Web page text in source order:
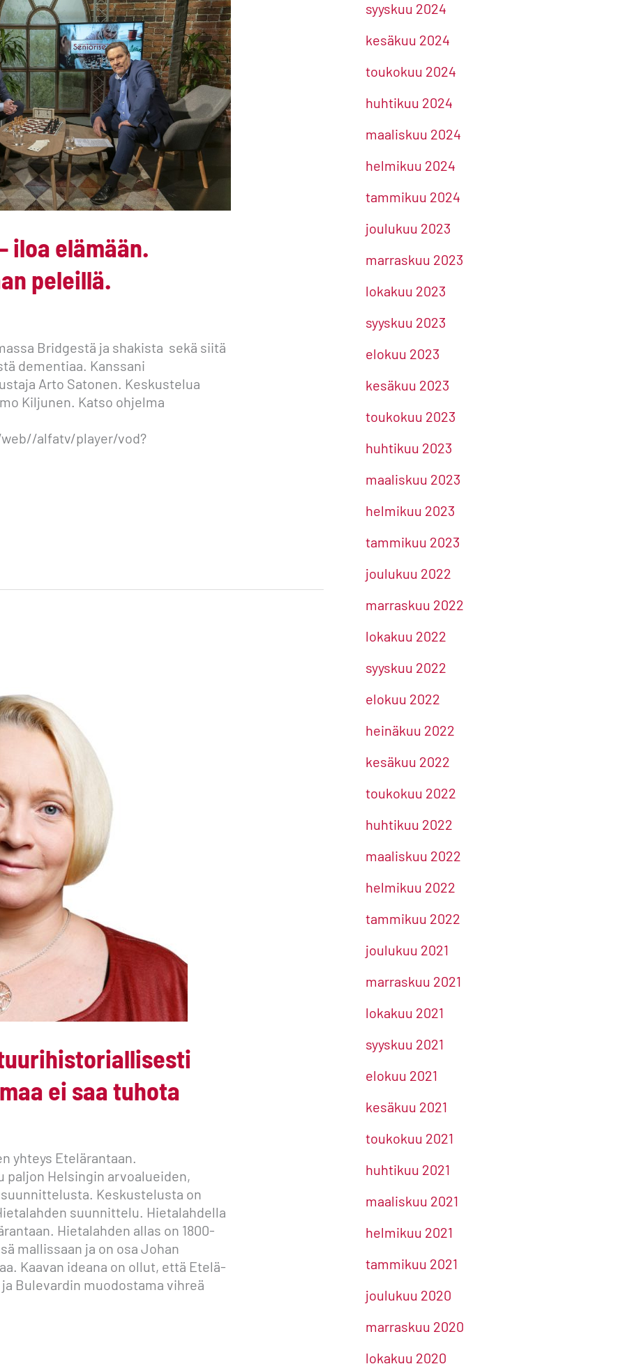
iloa elämään.
peleillä.
Bridgestä ja shakista sekä siitä
dementiaa. Kanssani
Arto Satonen. Keskustelua
Kiljunen. Katso ohjelma
alfatv/player/vod?
ei saa tuhota
yhteys Etelärantaan.
paljon Helsingin arvoalueiden,
Keskustelusta on
suunnittelu. Hietalahdella
Hietalahden allas on 1800-
mallissaan ja on osa Johan
Kaavan ideana on ollut, että Etelä-
Bulevardin muodostama vihreä
syyskuu 2024
kesäkuu 2024
toukokuu 2024
huhtikuu 2024
maaliskuu 2024
helmikuu 2024
tammikuu 2024
joulukuu 2023
marraskuu 2023
lokakuu 2023
syyskuu 2023
elokuu 2023
kesäkuu 2023
toukokuu 2023
huhtikuu 2023
maaliskuu 2023
helmikuu 2023
tammikuu 2023
joulukuu 2022
marraskuu 2022
lokakuu 2022
syyskuu 2022
elokuu 2022
heinäkuu 2022
kesäkuu 2022
toukokuu 2022
huhtikuu 2022
maaliskuu 2022
helmikuu 2022
tammikuu 2022
joulukuu 2021
marraskuu 2021
lokakuu 2021
syyskuu 2021
elokuu 2021
kesäkuu 2021
toukokuu 2021
huhtikuu 2021
maaliskuu 2021
helmikuu 2021
tammikuu 2021
joulukuu 2020
marraskuu 2020
lokakuu 2020